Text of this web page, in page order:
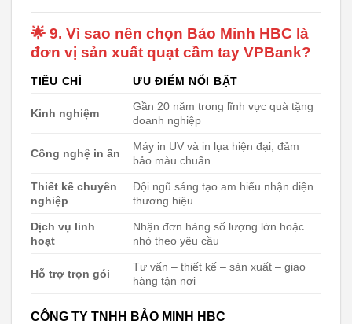
🌟 9. Vì sao nên chọn Bảo Minh HBC là
đơn vị sản xuất quạt cầm tay VPBank?
TIÊU CHÍ ƯU ĐIỂM NỔI BẬT
Kinh nghiệm
Gần 20 năm trong lĩnh vực quà tặng
doanh nghiệp
Công nghệ in ấn
Máy in UV và in lụa hiện đại, đảm
bảo màu chuẩn
Thiết kế chuyên
nghiệp
Đội ngũ sáng tạo am hiểu nhận diện
thương hiệu
Dịch vụ linh
hoạt
Nhận đơn hàng số lượng lớn hoặc
nhỏ theo yêu cầu
Hỗ trợ trọn gói
Tư vấn – thiết kế – sản xuất – giao
hàng tận nơi
CÔNG TY TNHH BẢO MINH HBC